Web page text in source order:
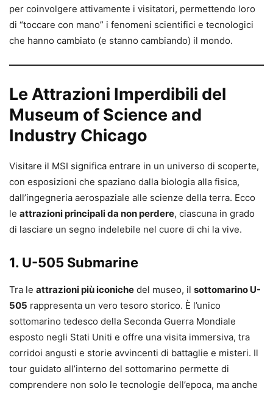
per coinvolgere attivamente i visitatori, permettendo loro
di “toccare con mano” i fenomeni scientifici e tecnologici
che hanno cambiato (e stanno cambiando) il mondo.
Le Attrazioni Imperdibili del
Museum of Science and
Industry Chicago
Visitare il MSI significa entrare in un universo di scoperte,
con esposizioni che spaziano dalla biologia alla fisica,
dall’ingegneria aerospaziale alle scienze della terra. Ecco
le attrazioni principali da non perdere, ciascuna in grado
di lasciare un segno indelebile nel cuore di chi la vive.
1. U-505 Submarine
Tra le attrazioni più iconiche del museo, il sottomarino U-
505 rappresenta un vero tesoro storico. È l’unico
sottomarino tedesco della Seconda Guerra Mondiale
esposto negli Stati Uniti e offre una visita immersiva, tra
corridoi angusti e storie avvincenti di battaglie e misteri. Il
tour guidato all’interno del sottomarino permette di
comprendere non solo le tecnologie dell’epoca, ma anche